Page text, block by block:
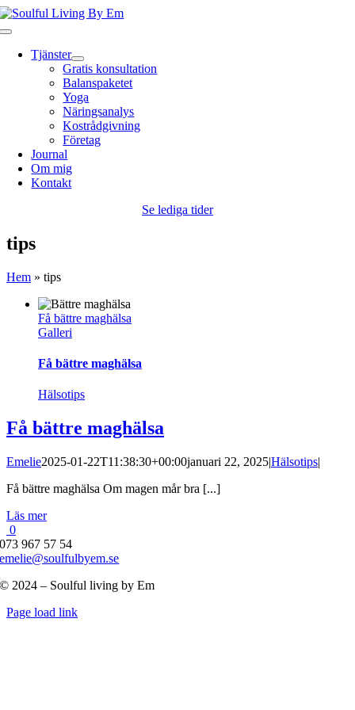
Fortsätt
till
Toggle
NavigationTjänster
Gratis konsultation
Balanspaketet
Yoga
Näringsanalys
Kostrådgivning
Företag
Journal
Om mig
Kontakt
Se lediga tider
tips
Hem » tips
Få bättre maghälsa
Galleri
Få bättre maghälsa
Hälsotips
Få bättre maghälsa
Emelie2025-01-22T11:38:30+00:00januari 22, 2025|Hälsotips|
Få bättre maghälsa Om magen mår bra [...]
Läs mer
0
073 967 57 54
emelie@soulfulbyem.se
© 2024 – Soulful living by Em
Byt
Page load link